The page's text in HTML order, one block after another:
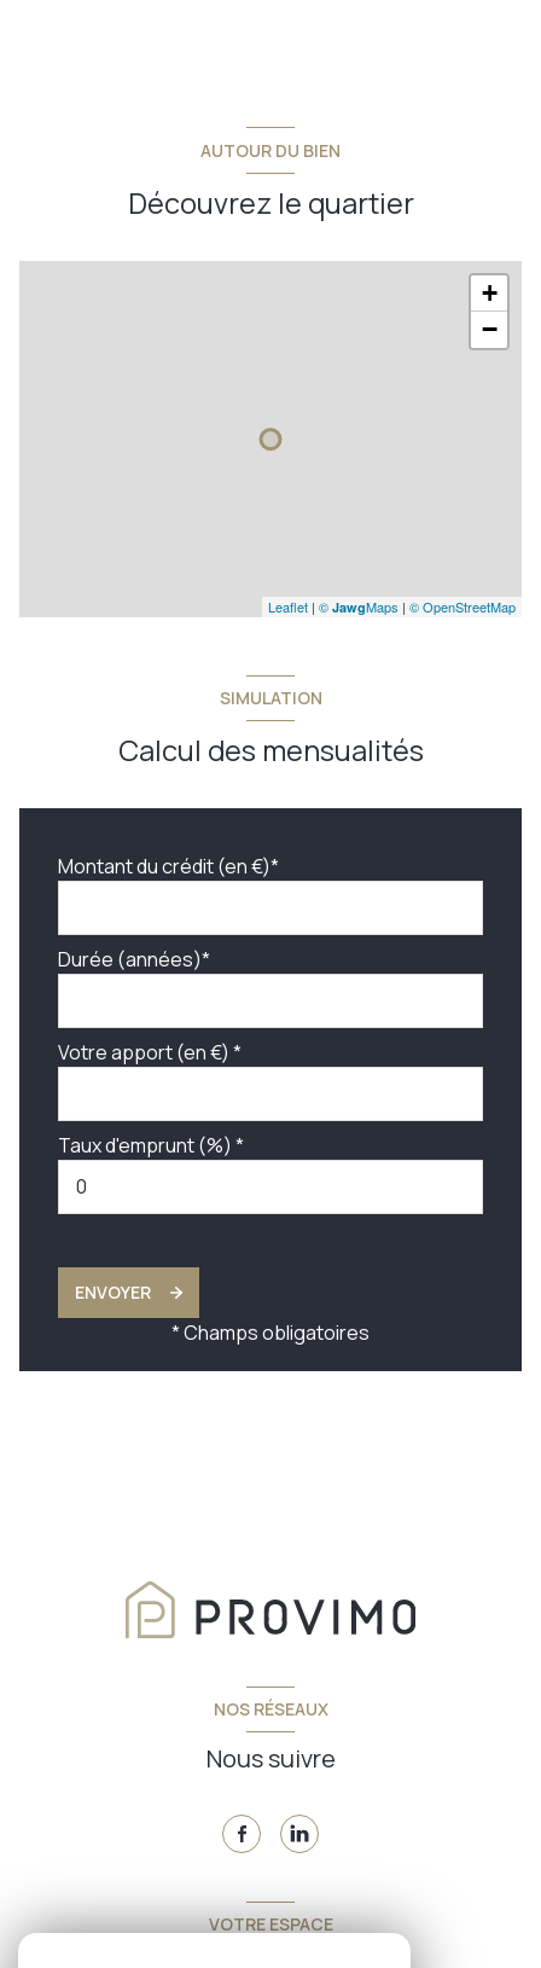
AUTOUR DU BIEN
Découvrez le quartier
+
−
Leaflet | © JawgMaps | © OpenStreetMap
SIMULATION
Calcul des mensualités
Montant du crédit (en €)*
Durée (années)*
Votre apport (en €) *
Taux d'emprunt (%) *
ENVOYER
* Champs obligatoires
NOS RÉSEAUX
Nous suivre
VOTRE ESPACE